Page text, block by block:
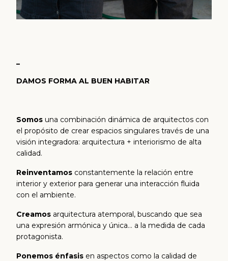
_
DAMOS FORMA AL BUEN HABITAR
Somos una combinación dinámica de arquitectos con
el propósito de crear espacios singulares través de una
visión integradora: arquitectura + interiorismo de alta
calidad.
Reinventamos constantemente la relación entre
interior y exterior para generar una interacción fluida
con el ambiente.
Creamos arquitectura atemporal, buscando que sea
una expresión armónica y única… a la medida de cada
protagonista.
Ponemos énfasis en aspectos como la calidad de